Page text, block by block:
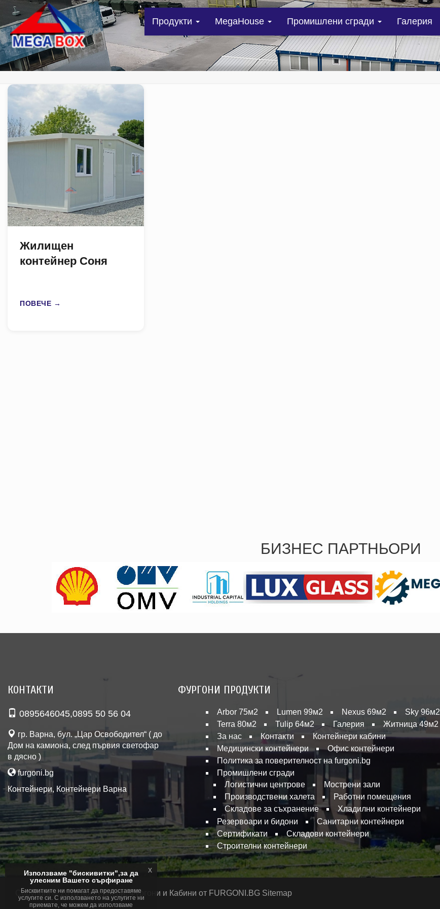
Продукти MegaHouse Промишлени сгради Галерия
Жилищен
контейнер Соня
ПОВЕЧЕ →
БИЗНЕС ПАРТНЬОРИ
КОНТАКТИ
0895646045,0895 50 56 04
гр. Варна, бул. „Цар Освободител“ ( до
Дом на камиона, след първия светофар
в дясно )
furgoni.bg
Контейнери, Контейнери Варна
ФУРГОНИ ПРОДУКТИ
Arbor 75м2 Lumen 99м2 Nexus 69м2
Sky 96м2
Terra 80м2
Tulip 64м2 Галерия
Житница 49м2
За нас
Контакти
Контейнери кабини
Медицински контейнери
Офис контейнери
Политика за поверителност на furgoni.bg
Промишлени сгради
Логистични центрове
Мострени зали
Производствени халета
Работни помещения
Складове за съхранение
Хладилни контейнери
Резервоари и бидони
Санитарни контейнери
Сертификати
Складови контейнери
Строителни контейнери
Copyright © 2016 Контейнери, Фургони и Кабини от FURGONI.BG Sitemap
Използваме "бискивитки",за да
улесним Вашето сърфиране
Бисквитките ни помагат да предоставяме
услугите си. С използването на услугите ни
приемате, че можем да използваме
x